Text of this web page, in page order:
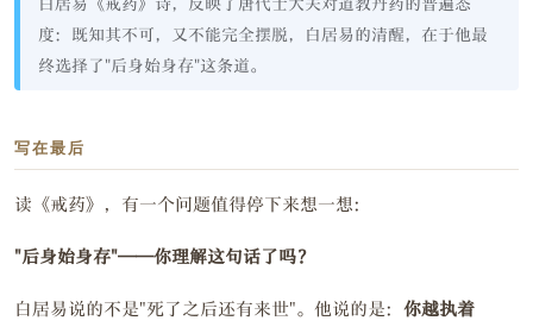
度：既知其不可，又不能完全摆脱，白居易的清醒，在于他最
终选择了"后身始身存"这条道。
写在最后
读《戒药》，有一个问题值得停下来想一想：
"后身始身存"——你理解这句话了吗？
白居易说的不是"死了之后还有来世"。他说的是： 你越执着